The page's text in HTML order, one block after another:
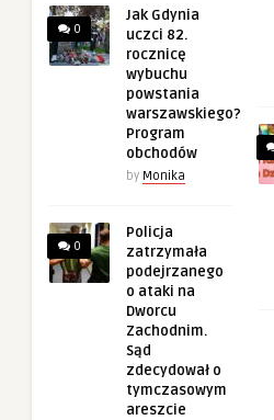
0
Jak Gdynia
uczci 82.
rocznicę
wybuchu
powstania
warszawskiego?
Program
obchodów
by Monika
0
Policja
zatrzymała
podejrzanego
o ataki na
Dworcu
Zachodnim.
Sąd
zdecydował o
tymczasowym
areszcie